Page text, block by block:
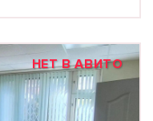
НЕТ В АВИТО